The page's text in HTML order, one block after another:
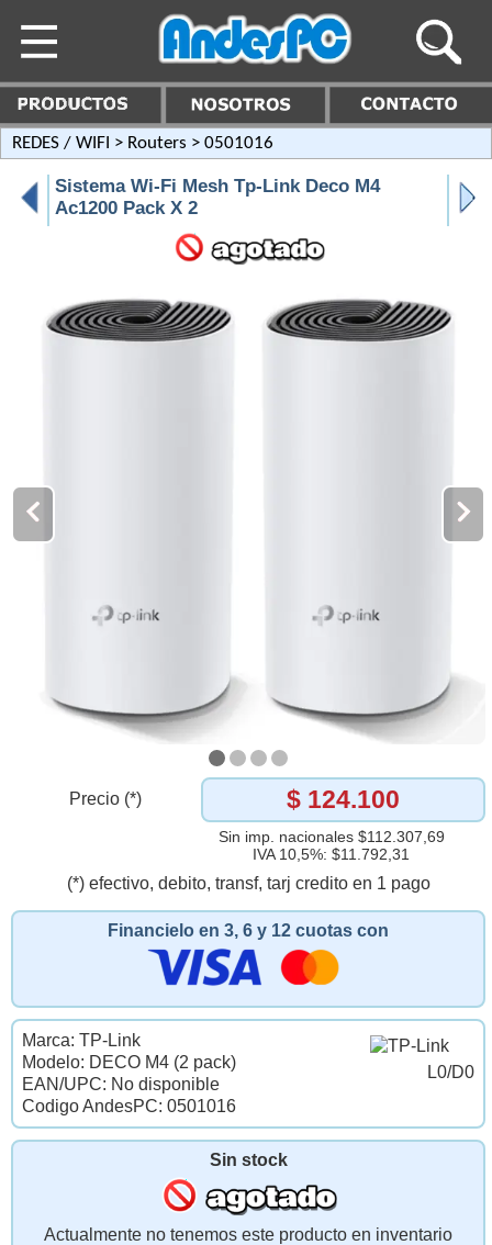
REDES / WIFI > Routers > 0501016
Sistema Wi-Fi Mesh Tp-Link Deco M4
Ac1200 Pack X 2
Precio (*) $ 124.100
Sin imp. nacionales $112.307,69
IVA 10,5%: $11.792,31
(*) efectivo, debito, transf, tarj credito en 1 pago
Financielo en 3, 6 y 12 cuotas con
L0/D0
Marca: TP-Link
Modelo: DECO M4 (2 pack)
EAN/UPC: No disponible
Codigo AndesPC: 0501016
Sin stock
Actualmente no tenemos este producto en inventario